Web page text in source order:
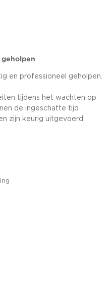
en professioneel geholpen.
tijdens het wachten op
de ingeschatte tijd
zijn keurig uitgevoerd.